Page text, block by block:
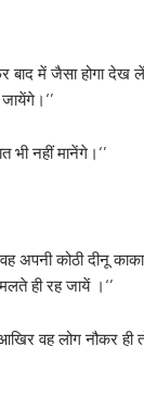
बाद में जैसा होगा देख
भी नहीं मानेंगे।‘’
अपनी कोठी दीनू
ही रह जायें ।‘’
आखिर वह लोग नौकर